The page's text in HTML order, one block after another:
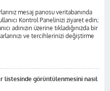
mesaj panosu veritabanında
Kontrol Panelinizi ziyaret edin;
adınızın üzerine tıkladığınızda bir
ve tercihlerinizi değiştirme
listesinde görüntülenmesini nasıl